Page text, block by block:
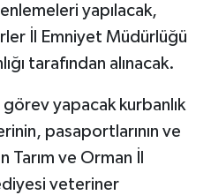
yapılacak,
İl Emniyet Müdürlüğü
tarafından alınacak.
yapacak kurbanlık
pasaportlarının ve
ve Orman İl
veteriner